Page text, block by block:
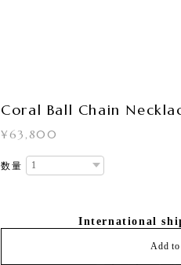
Coral Ball Chain
¥63,800
数量
International
Add to